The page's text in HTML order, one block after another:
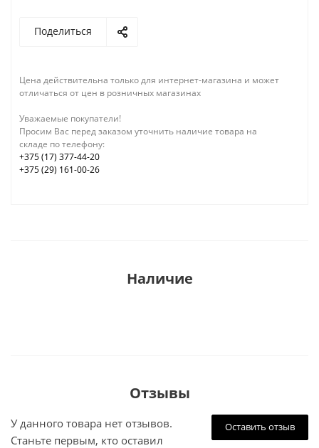
Поделиться
Цена действительна только для интернет-магазина и может
отличаться от цен в розничных магазинах
Уважаемые покупатели!
Просим Вас перед заказом уточнить наличие товара на
складе по телефону:
+375 (17) 377-44-20
+375 (29) 161-00-26
Наличие
Отзывы
Оставить отзыв
У данного товара нет отзывов.
Станьте первым, кто оставил